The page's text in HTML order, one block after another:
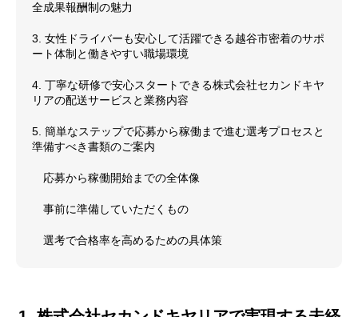
全成果報酬制の魅力
3. 女性ドライバーも安心して活躍できる越谷市密着のサポ
ート体制と働きやすい職場環境
4. 丁寧な研修で安心スタートできる株式会社セカンドキヤ
リアの配送サービスと業務内容
5. 簡単なステップで応募から稼働まで進む選考プロセスと
準備すべき書類のご案内
応募から稼働開始までの全体像
事前に準備していただくもの
選考で合格率を高めるための具体策